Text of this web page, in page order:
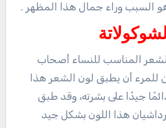
وهو السبب وراء جمال هذا المظهر .
المناسب للنساء أصحاب
للمرء أن يطبق لون الشعر هذا
دائمًا جيدًا على بشرته، وقد طبق
هذا اللون بشكل جيد